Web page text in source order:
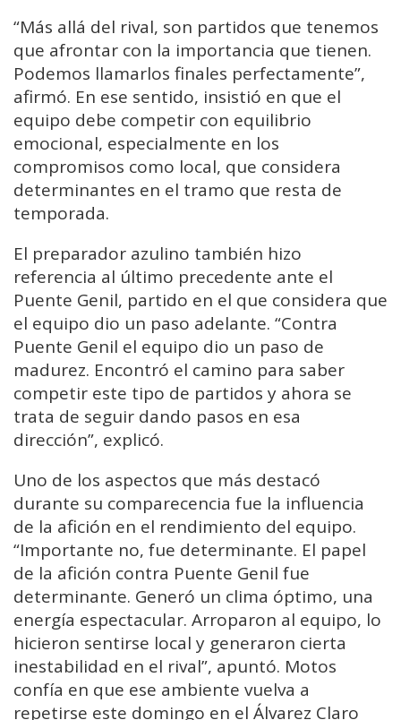
“Más allá del rival, son partidos que tenemos
que afrontar con la importancia que tienen.
Podemos llamarlos finales perfectamente”,
afirmó. En ese sentido, insistió en que el
equipo debe competir con equilibrio
emocional, especialmente en los
compromisos como local, que considera
determinantes en el tramo que resta de
temporada.
El preparador azulino también hizo
referencia al último precedente ante el
Puente Genil, partido en el que considera que
el equipo dio un paso adelante. “Contra
Puente Genil el equipo dio un paso de
madurez. Encontró el camino para saber
competir este tipo de partidos y ahora se
trata de seguir dando pasos en esa
dirección”, explicó.
Uno de los aspectos que más destacó
durante su comparecencia fue la influencia
de la afición en el rendimiento del equipo.
“Importante no, fue determinante. El papel
de la afición contra Puente Genil fue
determinante. Generó un clima óptimo, una
energía espectacular. Arroparon al equipo, lo
hicieron sentirse local y generaron cierta
inestabilidad en el rival”, apuntó. Motos
confía en que ese ambiente vuelva a
repetirse este domingo en el Álvarez Claro